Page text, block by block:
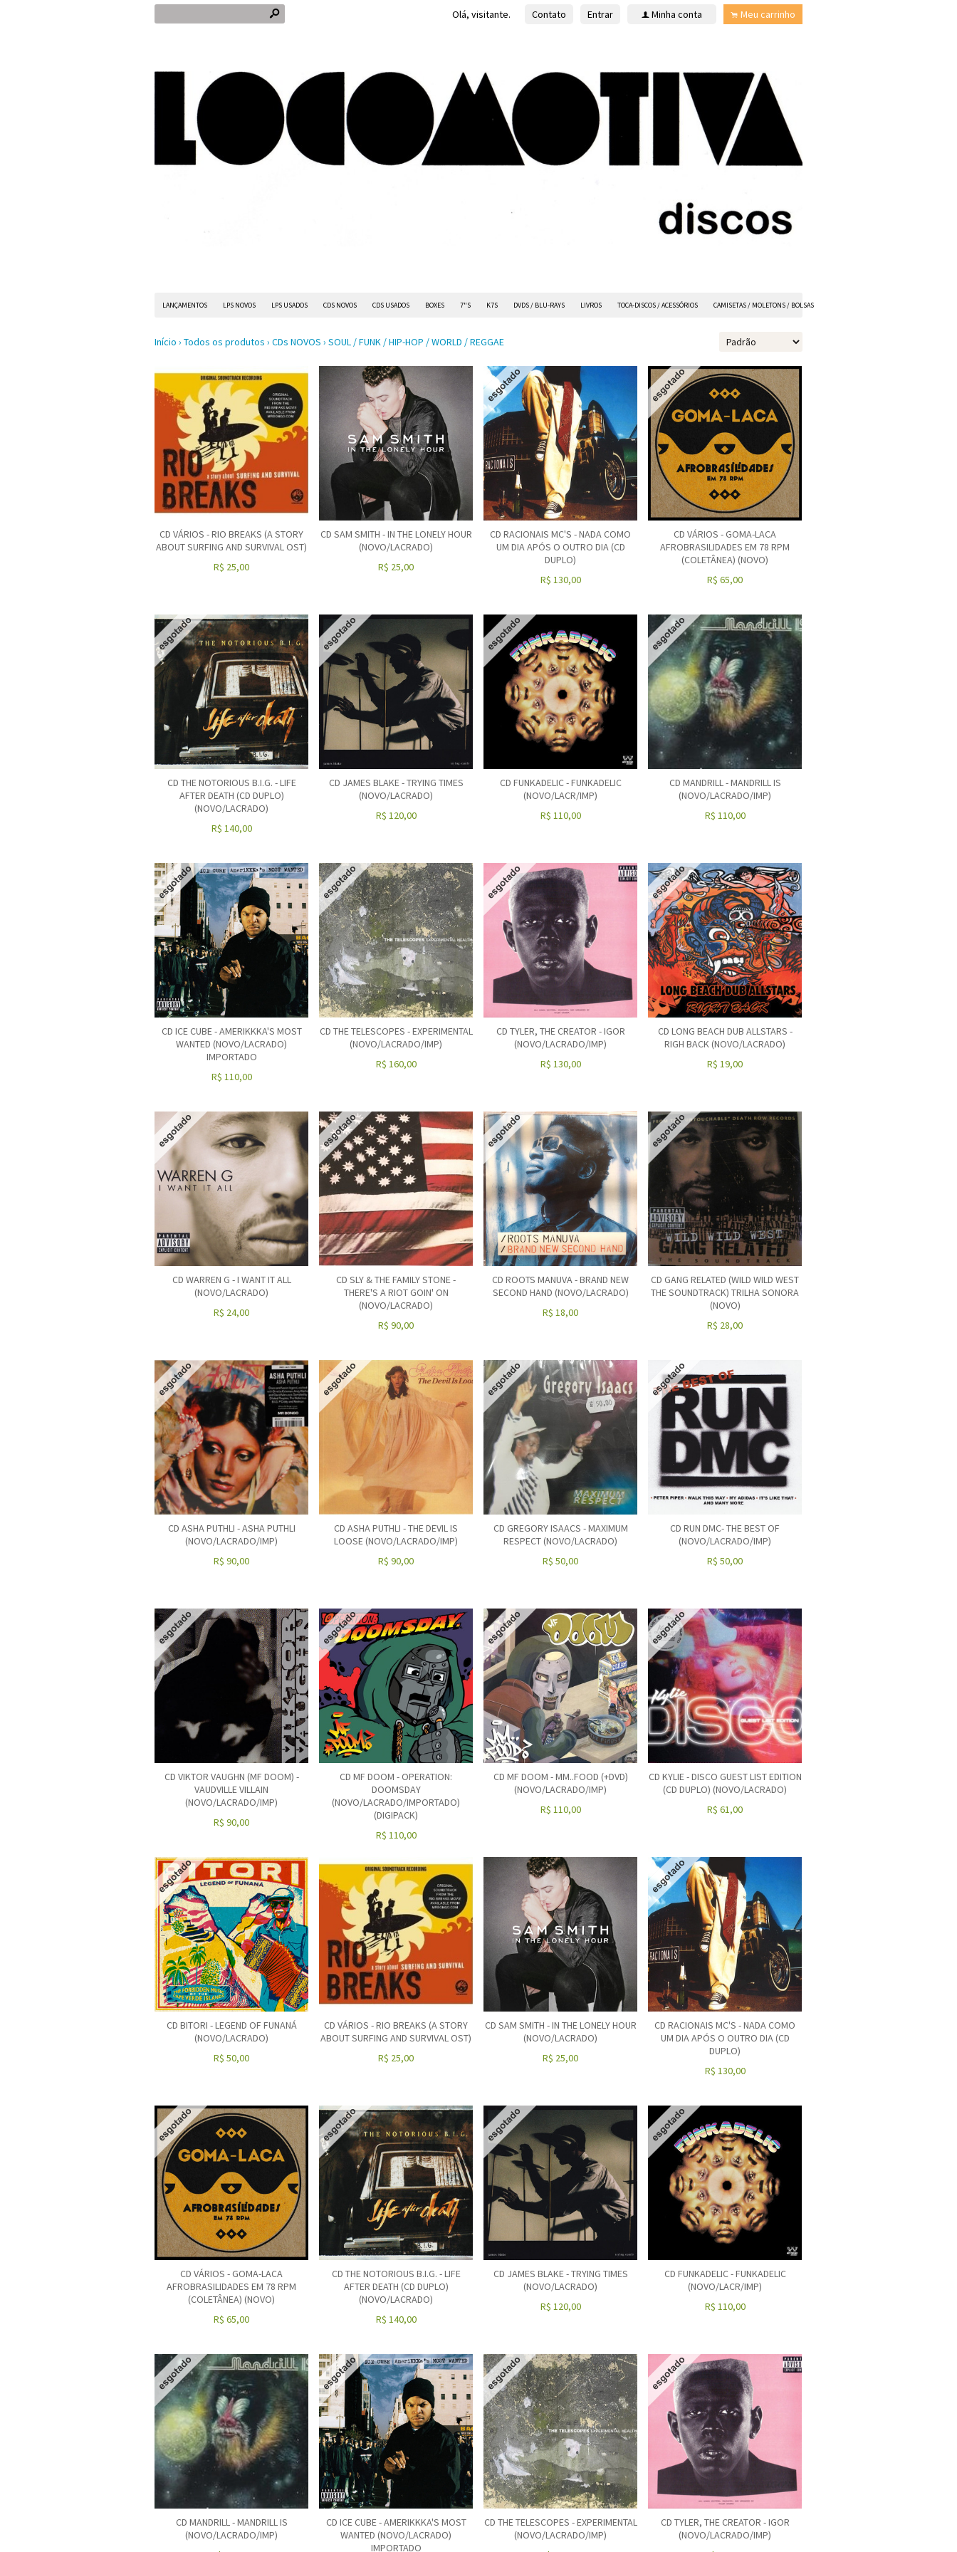
s Olá, visitante. Contato Entrar f Minha conta . Meu carrinho
LANÇAMENTOS LPS NOVOS LPS USADOS CDS NOVOS CDS USADOS BOXES 7"S K7S DVDS / BLU-RAYS LIVROS TOCA-DISCOS / ACESSÓRIOS CAMISETAS / MOLETONS / BOLSAS
Início › Todos os produtos › CDs NOVOS › SOUL / FUNK / HIP-HOP / WORLD / REGGAE
CD VÁRIOS - RIO BREAKS (A STORY
ABOUT SURFING AND SURVIVAL OST)
R$ 25,00
CD SAM SMITH - IN THE LONELY HOUR
(NOVO/LACRADO)
R$ 25,00
CD RACIONAIS MC'S - NADA COMO
UM DIA APÓS O OUTRO DIA (CD
DUPLO)
R$ 130,00
CD VÁRIOS - GOMA-LACA
AFROBRASILIDADES EM 78 RPM
(COLETÂNEA) (NOVO)
R$ 65,00
CD THE NOTORIOUS B.I.G. - LIFE
AFTER DEATH (CD DUPLO)
(NOVO/LACRADO)
R$ 140,00
CD JAMES BLAKE - TRYING TIMES
(NOVO/LACRADO)
R$ 120,00
CD FUNKADELIC - FUNKADELIC
(NOVO/LACR/IMP)
R$ 110,00
CD MANDRILL - MANDRILL IS
(NOVO/LACRADO/IMP)
R$ 110,00
CD ICE CUBE - AMERIKKKA'S MOST
WANTED (NOVO/LACRADO)
IMPORTADO
R$ 110,00
CD THE TELESCOPES - EXPERIMENTAL
(NOVO/LACRADO/IMP)
R$ 160,00
CD TYLER, THE CREATOR - IGOR
(NOVO/LACRADO/IMP)
R$ 130,00
CD LONG BEACH DUB ALLSTARS -
RIGH BACK (NOVO/LACRADO)
R$ 19,00
CD WARREN G - I WANT IT ALL
(NOVO/LACRADO)
R$ 24,00
CD SLY & THE FAMILY STONE -
THERE'S A RIOT GOIN' ON
(NOVO/LACRADO)
R$ 90,00
CD ROOTS MANUVA - BRAND NEW
SECOND HAND (NOVO/LACRADO)
R$ 18,00
CD GANG RELATED (WILD WILD WEST
THE SOUNDTRACK) TRILHA SONORA
(NOVO)
R$ 28,00
CD ASHA PUTHLI - ASHA PUTHLI
(NOVO/LACRADO/IMP)
R$ 90,00
CD ASHA PUTHLI - THE DEVIL IS
LOOSE (NOVO/LACRADO/IMP)
R$ 90,00
CD GREGORY ISAACS - MAXIMUM
RESPECT (NOVO/LACRADO)
R$ 50,00
CD RUN DMC- THE BEST OF
(NOVO/LACRADO/IMP)
R$ 50,00
CD VIKTOR VAUGHN (MF DOOM) -
VAUDVILLE VILLAIN
(NOVO/LACRADO/IMP)
R$ 90,00
CD MF DOOM - OPERATION:
DOOMSDAY
(NOVO/LACRADO/IMPORTADO)
(DIGIPACK)
R$ 110,00
CD MF DOOM - MM..FOOD (+DVD)
(NOVO/LACRADO/IMP)
R$ 110,00
CD KYLIE - DISCO GUEST LIST EDITION
(CD DUPLO) (NOVO/LACRADO)
R$ 61,00
CD BITORI - LEGEND OF FUNANÁ
(NOVO/LACRADO)
R$ 50,00
CD VÁRIOS - RIO BREAKS (A STORY
ABOUT SURFING AND SURVIVAL OST)
R$ 25,00
CD SAM SMITH - IN THE LONELY HOUR
(NOVO/LACRADO)
R$ 25,00
CD RACIONAIS MC'S - NADA COMO
UM DIA APÓS O OUTRO DIA (CD
DUPLO)
R$ 130,00
CD VÁRIOS - GOMA-LACA
AFROBRASILIDADES EM 78 RPM
(COLETÂNEA) (NOVO)
R$ 65,00
CD THE NOTORIOUS B.I.G. - LIFE
AFTER DEATH (CD DUPLO)
(NOVO/LACRADO)
R$ 140,00
CD JAMES BLAKE - TRYING TIMES
(NOVO/LACRADO)
R$ 120,00
CD FUNKADELIC - FUNKADELIC
(NOVO/LACR/IMP)
R$ 110,00
CD MANDRILL - MANDRILL IS
(NOVO/LACRADO/IMP)
CD ICE CUBE - AMERIKKKA'S MOST
WANTED (NOVO/LACRADO)
IMPORTADO
CD THE TELESCOPES - EXPERIMENTAL
(NOVO/LACRADO/IMP)
CD TYLER, THE CREATOR - IGOR
(NOVO/LACRADO/IMP)